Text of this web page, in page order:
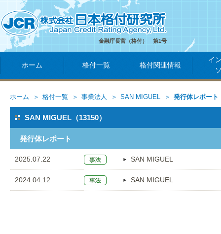
金融庁長官（格付） 第1号
ホーム 格付一覧 格付関連情報
イ
ホーム 格付一覧 事業法人 SAN MIGUEL 発行体レポート
SAN MIGUEL（13150）
発行体レポート
2025.07.22 SAN MIGUEL
2024.04.12 SAN MIGUEL